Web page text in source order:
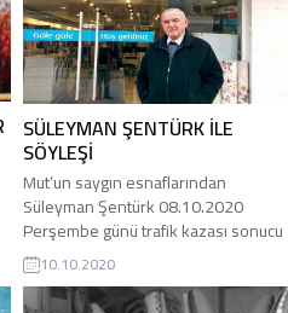
SÜLEYMAN ŞENTÜRK İLE
SÖYLEŞİ
Mut’un saygın esnaflarından
Süleyman Şentürk 08.10.2020
Perşembe günü trafik kazası sonucu
hayatını kaybetti. Süleyman
Şentürk’ün anısına Mut Çıtlık Kültür
Sanat Dergisi’nin 30’uncu sayısında
10.10.2020